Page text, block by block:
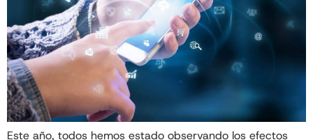
Este año, todos hemos estado observando los efectos